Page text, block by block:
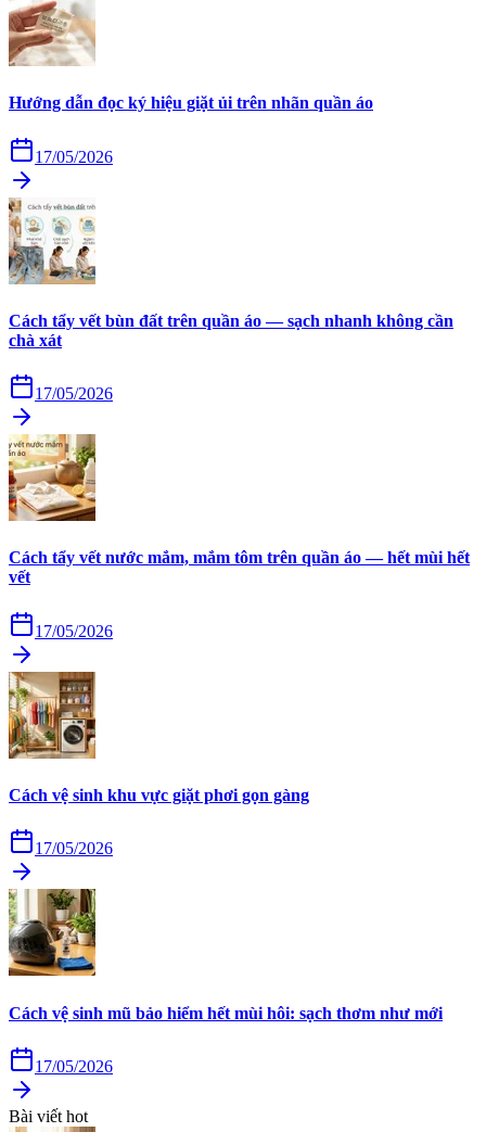
Hướng dẫn đọc ký hiệu giặt ủi trên nhãn quần áo
17/05/2026
Cách tẩy vết bùn đất trên quần áo — sạch nhanh không cần
chà xát
17/05/2026
Cách tẩy vết nước mắm, mắm tôm trên quần áo — hết mùi hết
vết
17/05/2026
Cách vệ sinh khu vực giặt phơi gọn gàng
17/05/2026
Cách vệ sinh mũ bảo hiểm hết mùi hôi: sạch thơm như mới
17/05/2026
Bài viết hot